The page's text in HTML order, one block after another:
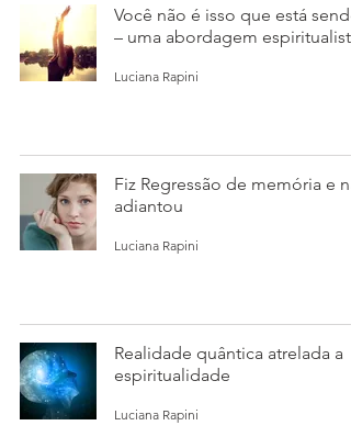
Você não é isso que está sendo
– uma abordagem espiritualista
Luciana Rapini
Fiz Regressão de memória e
adiantou
Luciana Rapini
Realidade quântica atrelada a
espiritualidade
Luciana Rapini